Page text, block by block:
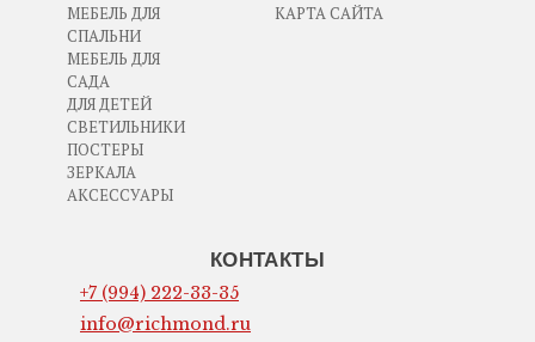
МЕБЕЛЬ ДЛЯ
СПАЛЬНИ
МЕБЕЛЬ ДЛЯ
САДА
ДЛЯ ДЕТЕЙ
СВЕТИЛЬНИКИ
ПОСТЕРЫ
ЗЕРКАЛА
АКСЕССУАРЫ
КАРТА САЙТА
КОНТАКТЫ
+7 (994) 222-33-35
info@richmond.ru